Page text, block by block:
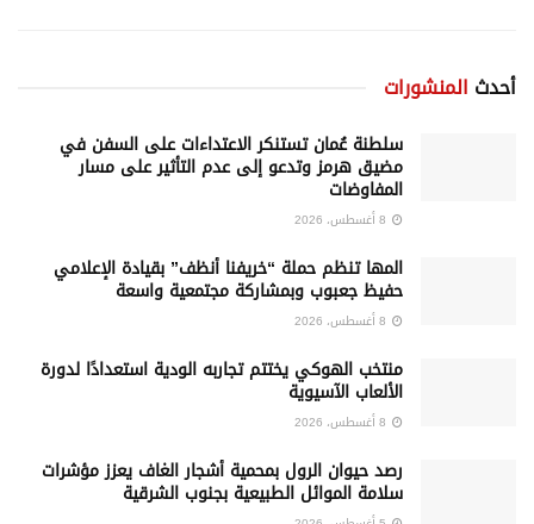
أحدث المنشورات
سلطنة عُمان تستنكر الاعتداءات على السفن في
مضيق هرمز وتدعو إلى عدم التأثير على مسار
المفاوضات
المها تنظم حملة “خريفنا أنظف” بقيادة الإعلامي
حفيظ جعبوب وبمشاركة مجتمعية واسعة
منتخب الهوكي يختتم تجاربه الودية استعدادًا لدورة
الألعاب الآسيوية
رصد حيوان الرول بمحمية أشجار الغاف يعزز مؤشرات
سلامة الموائل الطبيعية بجنوب الشرقية